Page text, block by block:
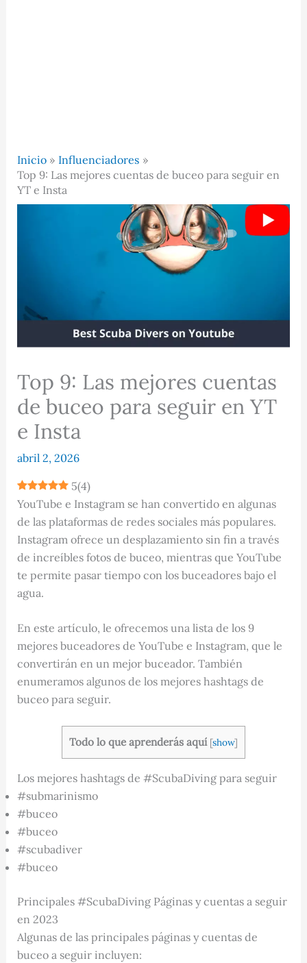
Inicio
Influenciadores
Top 9: Las mejores cuentas de buceo para seguir en
YT e Insta
Top 9: Las mejores cuentas
de buceo para seguir en YT
e Insta
abril 2, 2026
5(4)
YouTube e Instagram se han convertido en algunas
de las plataformas de redes sociales más populares.
Instagram ofrece un desplazamiento sin fin a través
de increíbles fotos de buceo, mientras que YouTube
te permite pasar tiempo con los buceadores bajo el
agua.
En este artículo, le ofrecemos una lista de los 9
mejores buceadores de YouTube e Instagram, que le
convertirán en un mejor buceador. También
enumeramos algunos de los mejores hashtags de
buceo para seguir.
Todo lo que aprenderás aquí [show]
Los mejores hashtags de #ScubaDiving para seguir
#submarinismo
#buceo
#buceo
#scubadiver
#buceo
Principales #ScubaDiving Páginas y cuentas a seguir
en 2023
Algunas de las principales páginas y cuentas de
buceo a seguir incluyen: